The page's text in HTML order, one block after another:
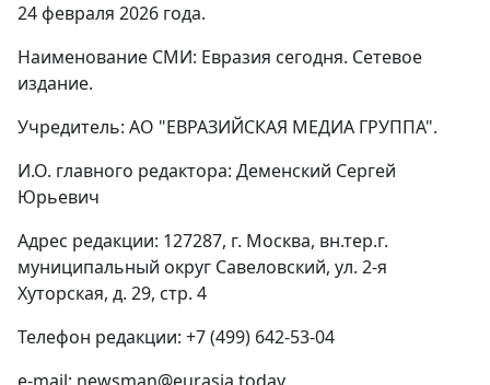
24 февраля 2026 года.
Наименование СМИ: Евразия сегодня. Сетевое
издание.
Учредитель: АО "ЕВРАЗИЙСКАЯ МЕДИА ГРУППА".
И.О. главного редактора: Деменский Сергей
Юрьевич
Адрес редакции: 127287, г. Москва, вн.тер.г.
муниципальный округ Савеловский, ул. 2-я
Хуторская, д. 29, стр. 4
Телефон редакции: +7 (499) 642-53-04